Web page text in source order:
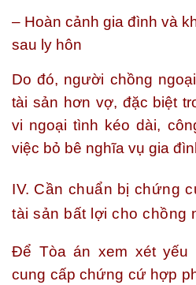
– Hoàn cảnh gia đình và
sau ly hôn
Do đó, người chồng
tài sản hơn vợ, đặc biệt
vi ngoại tình kéo dài,
việc bỏ bê nghĩa vụ gia
IV. Cần chuẩn bị chứng
tài sản bất lợi cho chồng
Để Tòa án xem xét yếu
cung cấp chứng cứ hợp